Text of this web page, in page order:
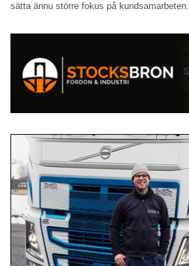
sätta ännu större fokus på kundsamarbeten.